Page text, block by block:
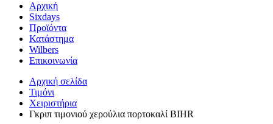
Αρχική
Sixdays
Προϊόντα
Κατάστημα
Wilbers
Επικοινωνία
Αρχική σελίδα
Τιμόνι
Χειριστήρια
Γκριπ τιμονιού χερούλια πορτοκαλί BIHR